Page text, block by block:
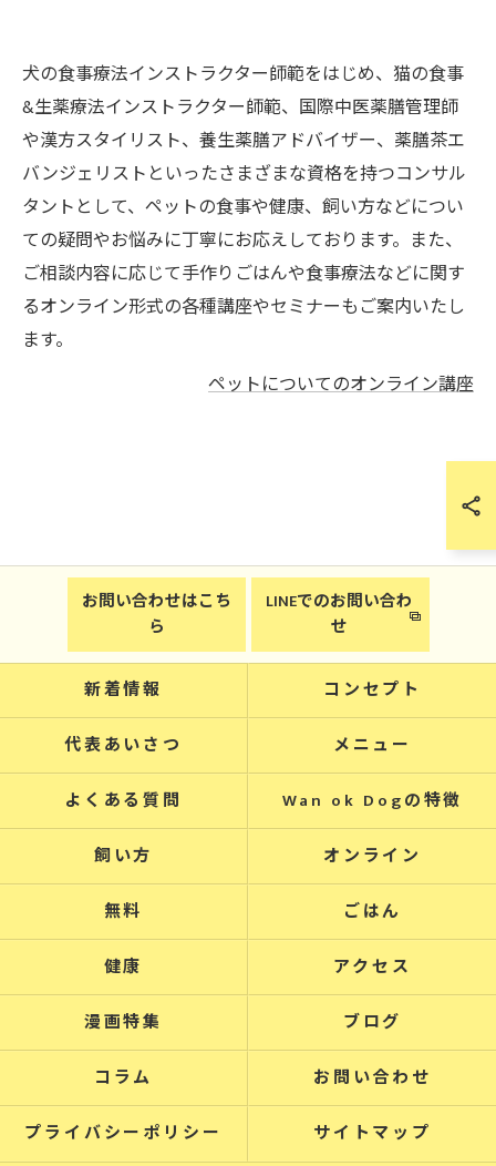
犬の食事療法インストラクター師範をはじめ、猫の食事
&生薬療法インストラクター師範、国際中医薬膳管理師
や漢方スタイリスト、養生薬膳アドバイザー、薬膳茶エ
バンジェリストといったさまざまな資格を持つコンサル
タントとして、ペットの食事や健康、飼い方などについ
ての疑問やお悩みに丁寧にお応えしております。また、
ご相談内容に応じて手作りごはんや食事療法などに関す
るオンライン形式の各種講座やセミナーもご案内いたし
ます。
ペットについてのオンライン講座
お問い合わせはこち
ら
LINEでのお問い合わ
せ
新着情報
コンセプト
代表あいさつ
メニュー
よくある質問
Wan ok Dogの特徴
飼い方
オンライン
無料
ごはん
健康
アクセス
漫画特集
ブログ
コラム
お問い合わせ
プライバシーポリシー
サイトマップ